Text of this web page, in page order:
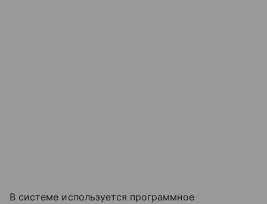
В системе используется программное